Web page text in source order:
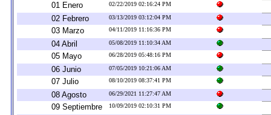
01 Enero 02/22/2019 02:16:24 PM
02 Febrero 03/13/2019 03:12:04 PM
03 Marzo 04/11/2019 11:16:36 PM
04 Abril 05/08/2019 11:10:34 AM
05 Mayo 06/28/2019 05:48:16 PM
06 Junio 07/05/2019 10:21:06 AM
07 Julio 08/10/2019 08:37:41 PM
08 Agosto 06/29/2021 11:27:47 AM
09 Septiembre 10/09/2019 02:10:31 PM